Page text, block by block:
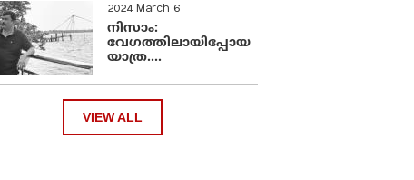
2024 March 6
നിസാം:
വേഗത്തിലായിപ്പോയ
യാത്ര....
VIEW ALL